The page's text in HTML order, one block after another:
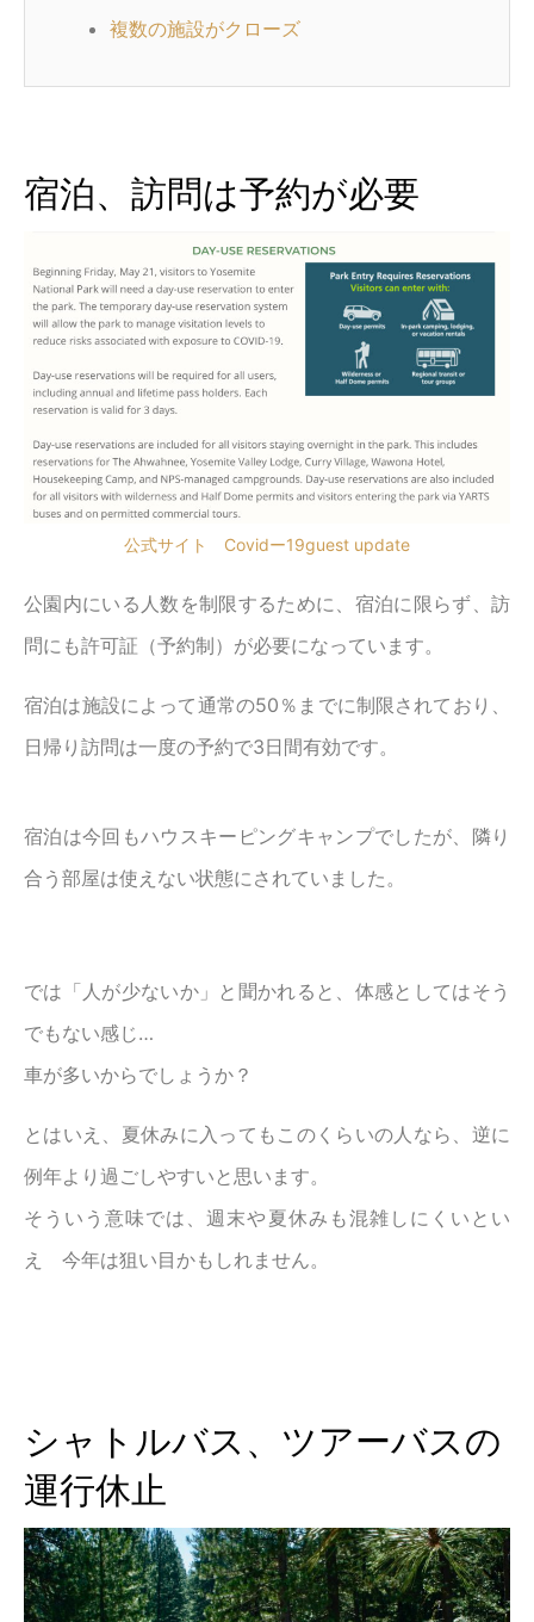
複数の施設がクローズ
宿泊、訪問は予約が必要
公式サイト Covidー19guest update
公園内にいる人数を制限するために、宿泊に限らず、訪
問にも許可証（予約制）が必要になっています。
宿泊は施設によって通常の50％までに制限されており、
日帰り訪問は一度の予約で3日間有効です。
宿泊は今回もハウスキーピングキャンプでしたが、隣り
合う部屋は使えない状態にされていました。
では「人が少ないか」と聞かれると、体感としてはそう
でもない感じ…
車が多いからでしょうか？
とはいえ、夏休みに入ってもこのくらいの人なら、逆に
例年より過ごしやすいと思います。
そういう意味では、週末や夏休みも混雑しにくいとい
え 今年は狙い目かもしれません。
シャトルバス、ツアーバスの
運行休止